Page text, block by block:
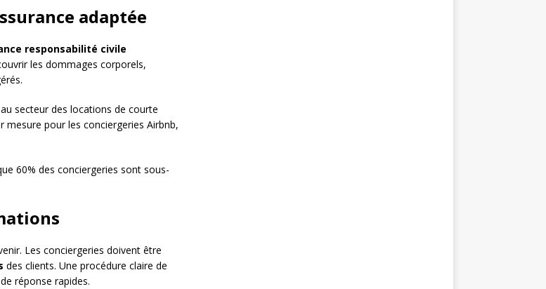
adaptée
responsabilité civile
les dommages corporels,
secteur des locations de courte
pour les conciergeries Airbnb,
60% des conciergeries sont sous-
Les conciergeries doivent être
des clients. Une procédure claire de
réponse rapides.